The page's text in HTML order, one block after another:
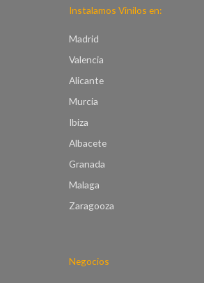
Instalamos Vinilos en:
Madrid
Valencia
Alicante
Murcia
Ibiza
Albacete
Granada
Malaga
Zaragooza
Negocios